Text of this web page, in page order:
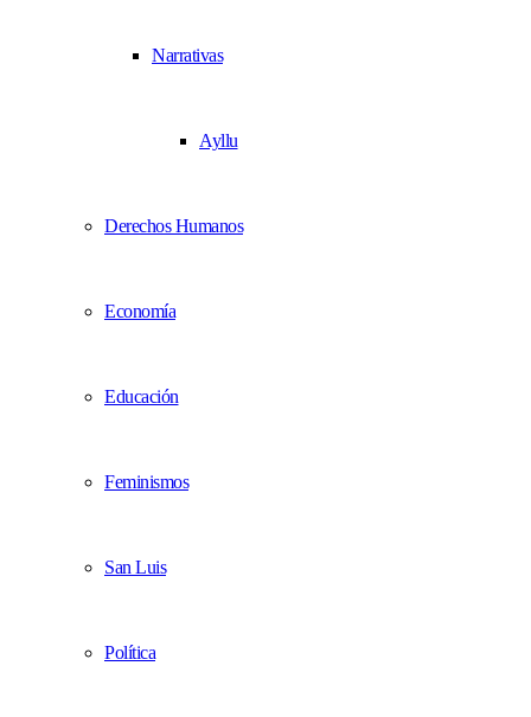
Narrativas
Ayllu
Derechos Humanos
Economía
Educación
Feminismos
San Luis
Política